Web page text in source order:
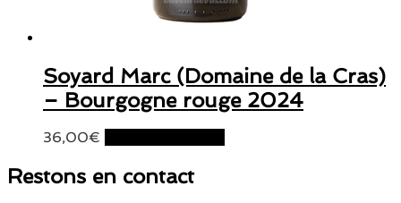
Soyard Marc (Domaine de la Cras)
– Bourgogne rouge 2024
36,00€
Restons en contact